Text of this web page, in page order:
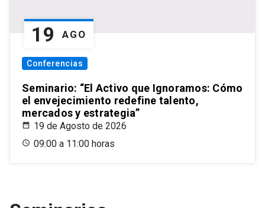
19 AGO
Conferencias
Seminario: “El Activo que Ignoramos: Cómo
el envejecimiento redefine talento,
mercados y estrategia”
19 de Agosto de 2026
09:00 a 11:00 horas